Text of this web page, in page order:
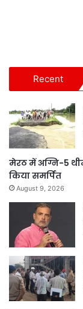
Recent
मेरठ में अग्नि-5
किया समर्पित
August 9, 2026